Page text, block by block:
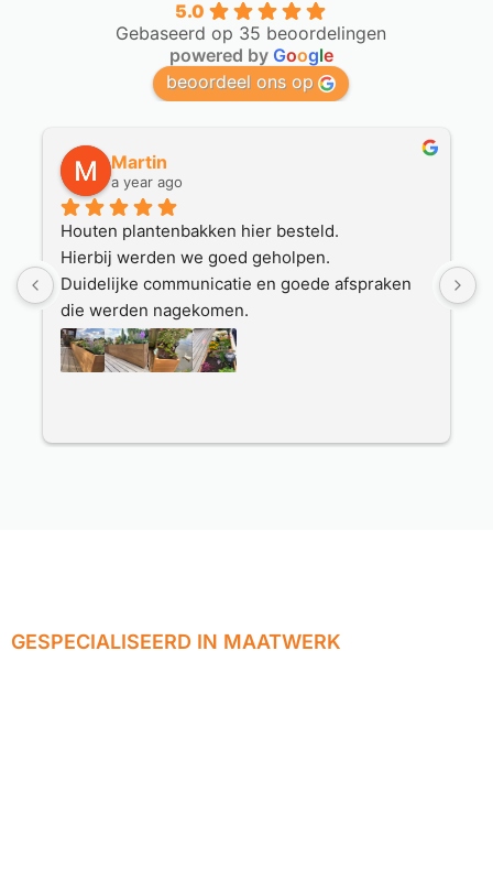
5.0
Gebaseerd op 35 beoordelingen
powered by Google
beoordeel ons op
Martin
a year ago
Houten plantenbakken hier besteld.
Hierbij werden we goed geholpen.
Duidelijke communicatie en goede afspraken
die werden nagekomen.
Mooie plantenbakken zijn geleverd door een
nette transporteur.
deze service gerichte firma kan bestellen.
GESPECIALISEERD IN MAATWERK